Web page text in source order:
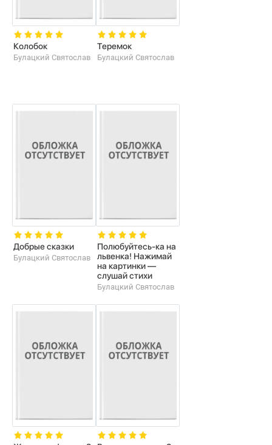
Колобок
Булацкий Святослав
Теремок
Булацкий Святослав
Добрые сказки
Булацкий Святослав
Полюбуйтесь-ка на
львенка! Нажимай
на картинки —
слушай стихи
Булацкий Святослав